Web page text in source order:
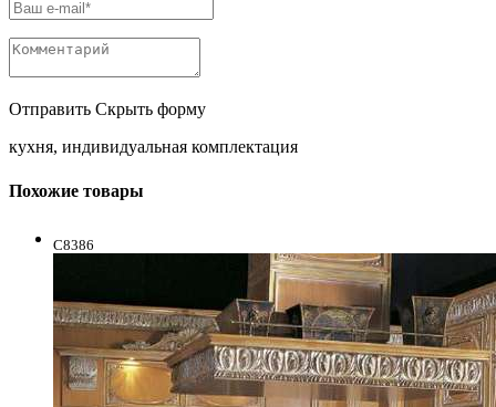
Отправить Скрыть форму
кухня, индивидуальная комплектация
Похожие товары
C8386